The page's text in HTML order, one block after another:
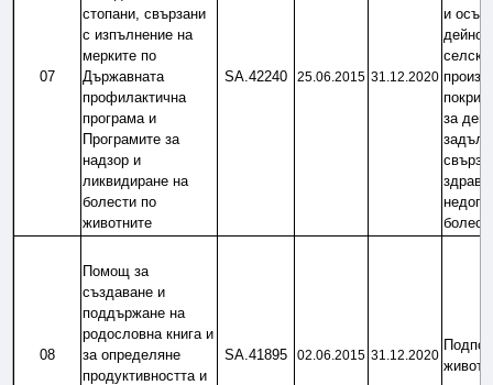
07
стопани, свързани
с изпълнение на
мерките по
Държавната
профилактична
програма и
Програмите за
надзор и
ликвидиране на
болести по
животните
SA.42240 25.06.2015 31.12.2020
и
за
08
Помощ за
създаване и
поддържане на
родословна книга и
за определяне
продуктивността и
SA.41895 02.06.2015 31.12.2020